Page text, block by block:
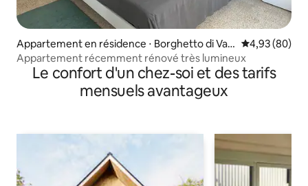
Appartement en résidence ⋅ Borghetto di Var
a
Évaluation
4,93 (80)
Appartement récemment rénové très lumineux
Le confort d'un chez-soi et des tarifs
mensuels avantageux